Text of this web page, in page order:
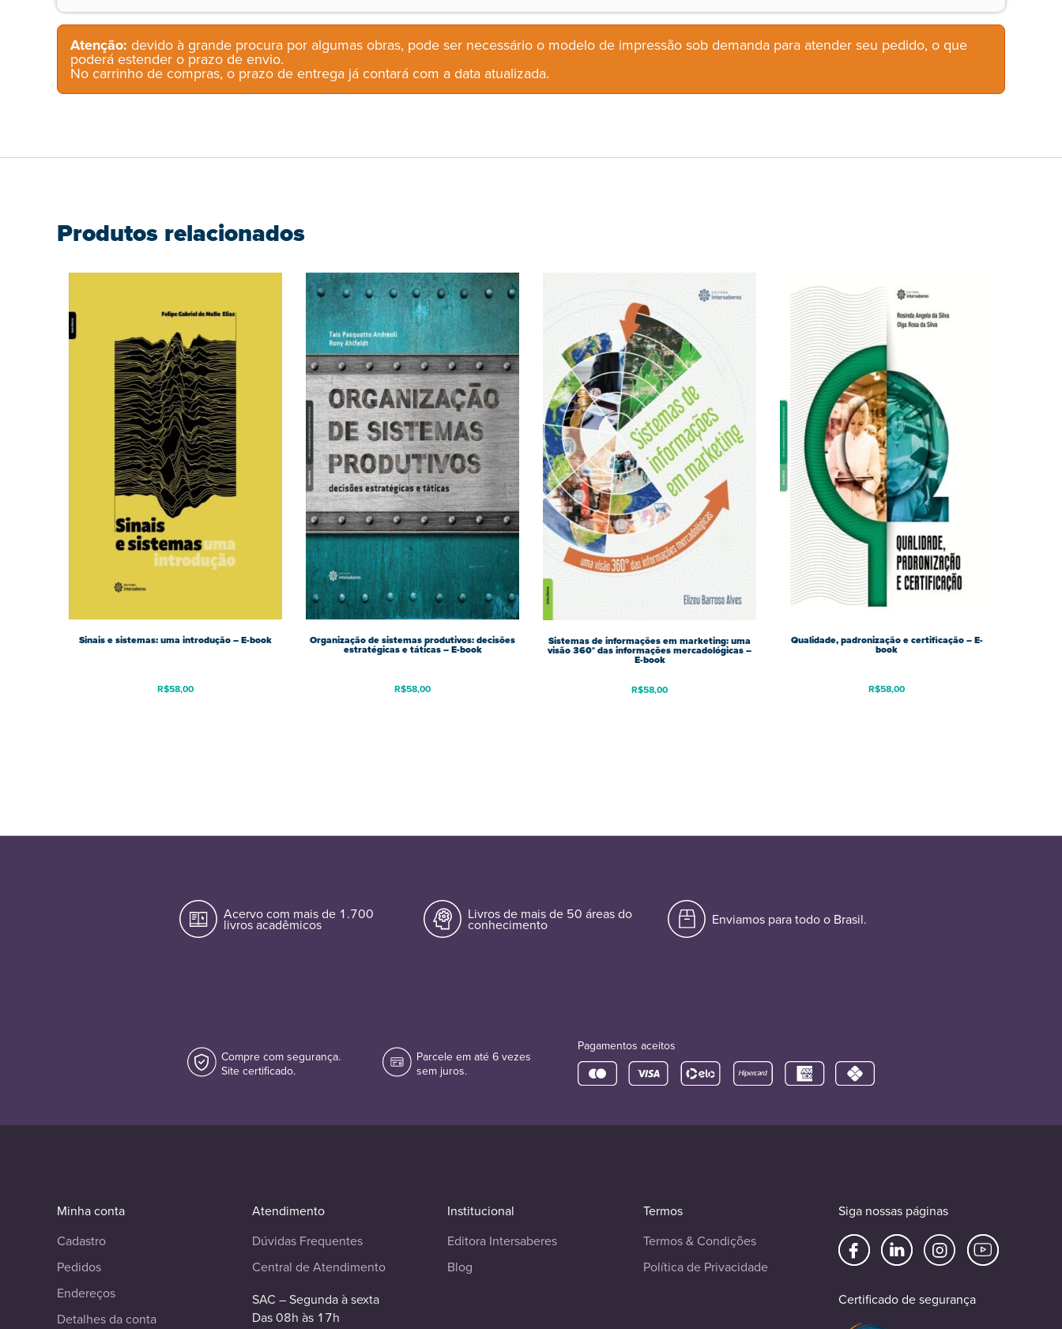
Atenção: devido à grande procura por algumas obras, pode ser necessário o modelo de impressão sob demanda para atender seu pedido, o que
poderá estender o prazo de envio.
No carrinho de compras, o prazo de entrega já contará com a data atualizada.
Produtos relacionados
Sinais e sistemas: uma introdução – E-book
R$58,00
Organização de sistemas produtivos: decisões
estratégicas e táticas – E-book
R$58,00
Sistemas de informações em marketing: uma
visão 360° das informações mercadológicas –
E-book
R$58,00
Qualidade, padronização e certificação – E-
book
R$58,00
Acervo com mais de 1.700
livros acadêmicos
Livros de mais de 50 áreas do
conhecimento Enviamos para todo o Brasil.
Compre com segurança.
Site certificado.
Parcele em até 6 vezes
sem juros.
Pagamentos aceitos
Minha conta
Cadastro
Pedidos
Endereços
Detalhes da conta
Atendimento
Dúvidas Frequentes
Central de Atendimento
SAC – Segunda à sexta
Das 08h às 17h
Institucional
Editora Intersaberes
Blog
Termos
Termos & Condições
Política de Privacidade
Siga nossas páginas
Certificado de segurança